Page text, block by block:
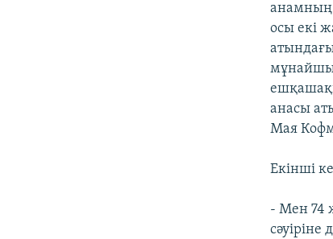
анамның
осы екі
анасы
Мая
Екінші
- Mен 74